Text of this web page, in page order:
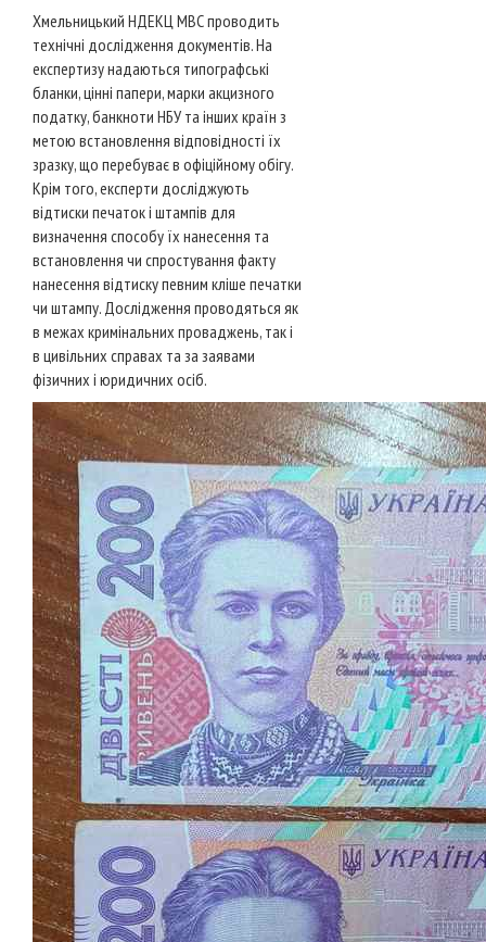
Хмельницький НДЕКЦ МВС проводить
технічні дослідження документів. На
експертизу надаються типографські
бланки, цінні папери, марки акцизного
податку, банкноти НБУ та інших країн з
метою встановлення відповідності їх
зразку, що перебуває в офіційному обігу.
Крім того, експерти досліджують
відтиски печаток і штампів для
визначення способу їх нанесення та
встановлення чи спростування факту
нанесення відтиску певним кліше печатки
чи штампу. Дослідження проводяться як
в межах кримінальних проваджень, так і
в цивільних справах та за заявами
фізичних і юридичних осіб.